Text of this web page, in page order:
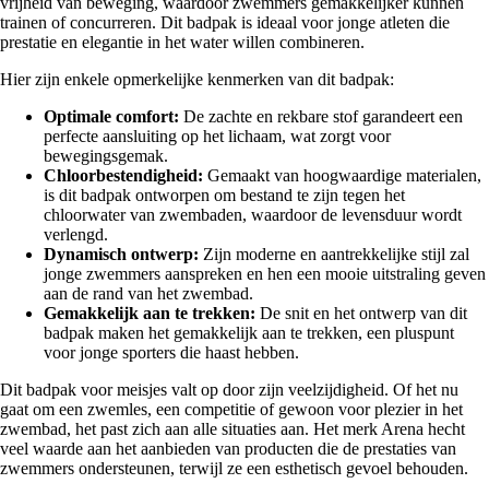
trainen of concurreren. Dit badpak is ideaal voor jonge atleten die
prestatie en elegantie in het water willen combineren.
Hier zijn enkele opmerkelijke kenmerken van dit badpak:
Optimale comfort: De zachte en rekbare stof garandeert een
perfecte aansluiting op het lichaam, wat zorgt voor
bewegingsgemak.
Chloorbestendigheid: Gemaakt van hoogwaardige materialen,
is dit badpak ontworpen om bestand te zijn tegen het
chloorwater van zwembaden, waardoor de levensduur wordt
verlengd.
Dynamisch ontwerp: Zijn moderne en aantrekkelijke stijl zal
jonge zwemmers aanspreken en hen een mooie uitstraling geven
aan de rand van het zwembad.
Gemakkelijk aan te trekken: De snit en het ontwerp van dit
badpak maken het gemakkelijk aan te trekken, een pluspunt
voor jonge sporters die haast hebben.
Dit badpak voor meisjes valt op door zijn veelzijdigheid. Of het nu
gaat om een zwemles, een competitie of gewoon voor plezier in het
zwembad, het past zich aan alle situaties aan. Het merk Arena hecht
veel waarde aan het aanbieden van producten die de prestaties van
zwemmers ondersteunen, terwijl ze een esthetisch gevoel behouden.